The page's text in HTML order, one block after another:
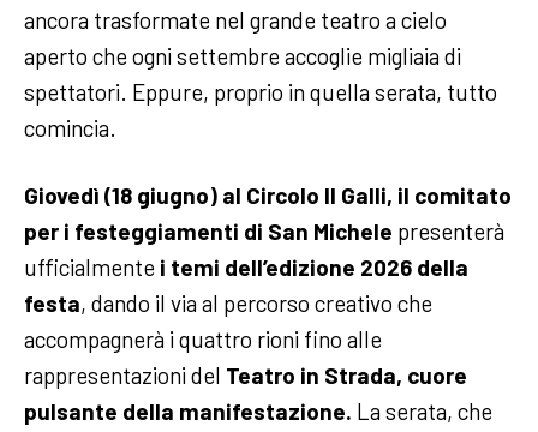
ancora trasformate nel grande teatro a cielo
aperto che ogni settembre accoglie migliaia di
spettatori. Eppure, proprio in quella serata, tutto
comincia.
Giovedì (18 giugno) al Circolo Il Galli, il comitato
per i festeggiamenti di San Michele presenterà
ufficialmente i temi dell’edizione 2026 della
festa, dando il via al percorso creativo che
accompagnerà i quattro rioni fino alle
rappresentazioni del Teatro in Strada, cuore
pulsante della manifestazione. La serata, che